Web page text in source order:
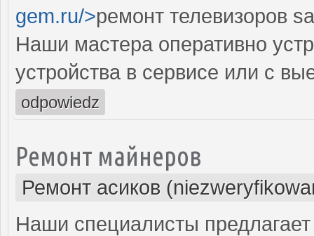
gem.ru/>ремонт телевизоров
Наши мастера оперативно
устройства в сервисе или с
odpowiedz
Ремонт майнеров
Ремонт асиков
Наши специалисты